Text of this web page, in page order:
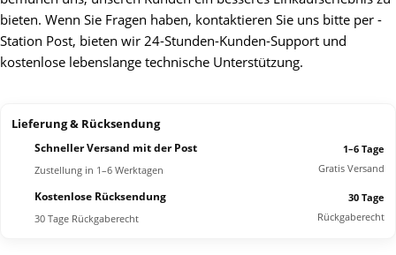
bieten. Wenn Sie Fragen haben, kontaktieren Sie uns bitte per -
Station Post, bieten wir 24-Stunden-Kunden-Support und
kostenlose lebenslange technische Unterstützung.
Lieferung & Rücksendung
Schneller Versand mit der Post
Zustellung in 1–6 Werktagen
1–6 Tage
Gratis Versand
Kostenlose Rücksendung
30 Tage Rückgaberecht
30 Tage
Rückgaberecht